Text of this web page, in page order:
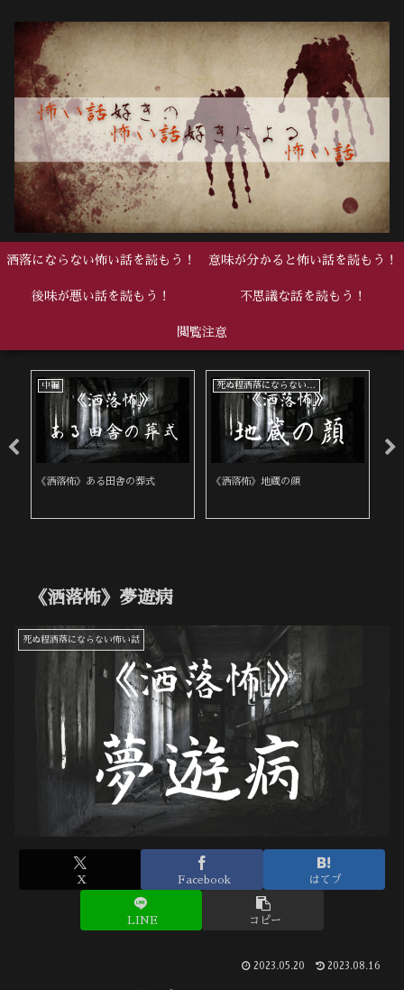
洒落にならない怖い話を読もう！ 意味が分かると怖い話を読もう！
後味が悪い話を読もう！ 不思議な話を読もう！
閲覧注意
中編
《洒落怖》ある田舎の葬式
死ぬ程洒落にならない怖い話
《洒落怖》地蔵の顔
《洒落怖》夢遊病
死ぬ程洒落にならない怖い話
X Facebook はてブ
LINE コピー
2023.05.20 2023.08.16